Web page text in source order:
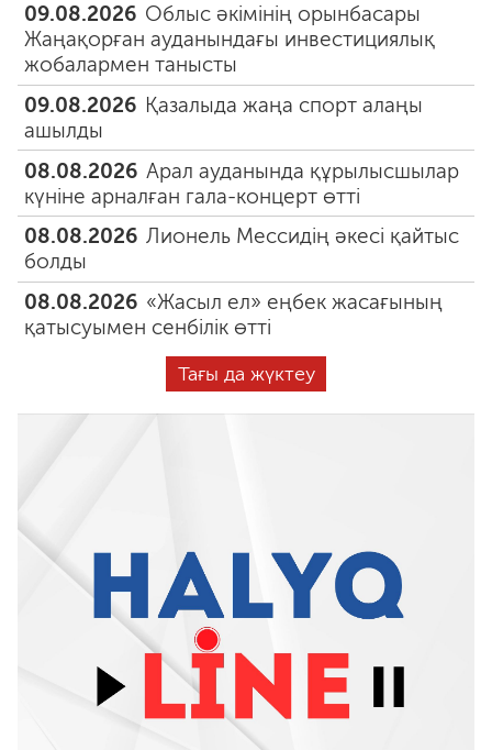
09.08.2026 Облыс әкімінің орынбасары
Жаңақорған ауданындағы инвестициялық
жобалармен танысты
09.08.2026 Қазалыда жаңа спорт алаңы
ашылды
08.08.2026 Арал ауданында құрылысшылар
күніне арналған гала-концерт өтті
08.08.2026 Лионель Мессидің әкесі қайтыс
болды
08.08.2026 «Жасыл ел» еңбек жасағының
қатысуымен сенбілік өтті
Тағы да жүктеу